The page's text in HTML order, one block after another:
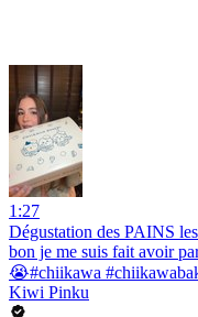
1:27
Dégustation des PAINS
bon je me suis fait avoir
😭#chiikawa
Kiwi Pinku